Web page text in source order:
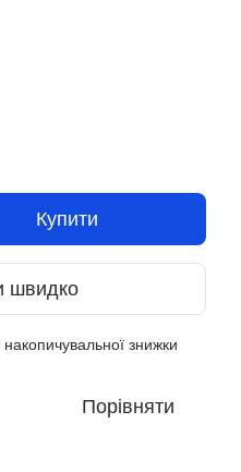
Купити
швидко
знижки
Порівняти